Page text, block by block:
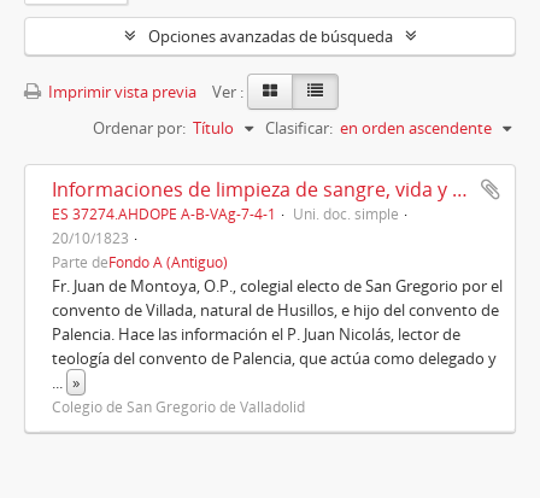
Opciones avanzadas de búsqueda
Imprimir vista previa
Ver :
Ordenar por: Título Clasificar: en orden ascendente
Informaciones de limpieza de sangre, vida y costumbres de Fr. Juan Montoya (1823)
ES 37274.AHDOPE A-B-VAg-7-4-1
Uni. doc. simple
20/10/1823
Parte deFondo A (Antiguo)
Fr. Juan de Montoya, O.P., colegial electo de San Gregorio por el
convento de Villada, natural de Husillos, e hijo del convento de
Palencia. Hace las información el P. Juan Nicolás, lector de
teología del convento de Palencia, que actúa como delegado y
... »
Colegio de San Gregorio de Valladolid